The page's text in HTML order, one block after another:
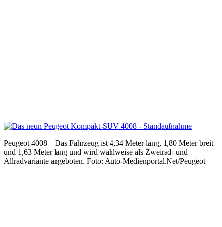
Peugeot 4008 – Das Fahrzeug ist 4,34 Meter lang, 1,80 Meter breit
und 1,63 Meter lang und wird wahlweise als Zweirad- und
Allradvariante angeboten. Foto: Auto-Medienportal.Net/Peugeot